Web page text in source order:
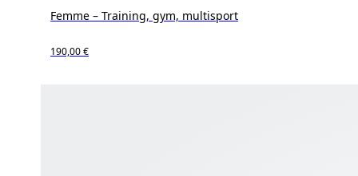
Femme – Training, gym, multisport
190,00 €